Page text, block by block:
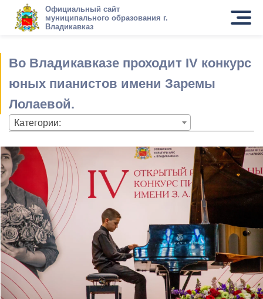
Официальный сайт
муниципального образования г.
Владикавказ
Во Владикавказе проходит IV конкурс
юных пианистов имени Заремы
Лолаевой.
Категории: